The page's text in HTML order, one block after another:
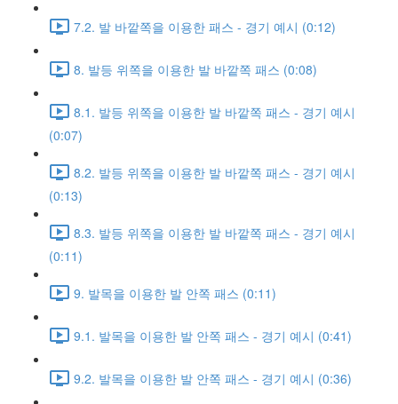
7.2. 발 바깥쪽을 이용한 패스 - 경기 예시 (0:12)
8. 발등 위쪽을 이용한 발 바깥쪽 패스 (0:08)
8.1. 발등 위쪽을 이용한 발 바깥쪽 패스 - 경기 예시
(0:07)
8.2. 발등 위쪽을 이용한 발 바깥쪽 패스 - 경기 예시
(0:13)
8.3. 발등 위쪽을 이용한 발 바깥쪽 패스 - 경기 예시
(0:11)
9. 발목을 이용한 발 안쪽 패스 (0:11)
9.1. 발목을 이용한 발 안쪽 패스 - 경기 예시 (0:41)
9.2. 발목을 이용한 발 안쪽 패스 - 경기 예시 (0:36)